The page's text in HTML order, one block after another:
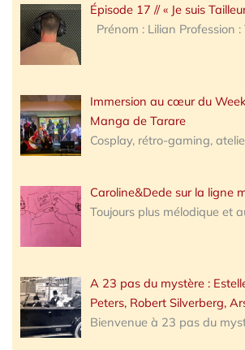
Épisode 17 // « Je suis
Prénom : Lilian Profession :
Immersion au cœur du
Manga de Tarare
Cosplay, rétro-gaming,
Caroline&Dede sur la ligne
Toujours plus mélodique et
A 23 pas du mystère :
Peters, Robert Silverberg,
Bienvenue à 23 pas du